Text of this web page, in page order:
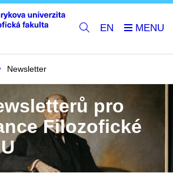
EN
Newsletter
pro
Filozofické